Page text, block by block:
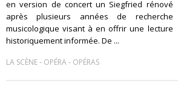
en version de concert un Siegfried rénové
après plusieurs années de recherche
musicologique visant à en offrir une lecture
historiquement informée. De ...
LA SCÈNE- OPÉRA- OPÉRAS